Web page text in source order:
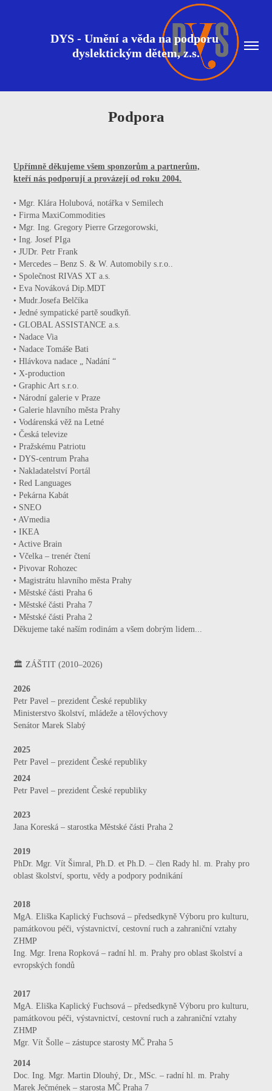
DYS - Umění a věda na podporu
dyslektickým dětem, z.s.
Podpora
Upřímně děkujeme všem sponzorům a partnerům,
kteří nás podporují a provázejí od roku 2004.
• Mgr. Klára Holubová, notářka v Semilech
• Firma MaxiCommodities
• Mgr. Ing. Gregory Pierre Grzegorowski,
• Ing. Josef PIga
• JUDr. Petr Frank
• Mercedes – Benz S. & W. Automobily s.r.o..
• Společnost RIVAS XT a.s.
• Eva Nováková Dip.MDT
• Mudr.Josefa Belčíka
• Jedné sympatické partě soudkyň.
• GLOBAL ASSISTANCE a.s.
• Nadace Via
• Nadace Tomáše Bati
• Hlávkova nadace „ Nadání “
• X-production
• Graphic Art s.r.o.
• Národní galerie v Praze
• Galerie hlavního města Prahy
• Vodárenská věž na Letné
• Česká televize
• Pražskému Patriotu
• DYS-centrum Praha
• Nakladatelství Portál
• Red Languages
• Pekárna Kabát
• SNEO
• AVmedia
• IKEA
• Active Brain
• Včelka – trenér čtení
• Pivovar Rohozec
• Magistrátu hlavního města Prahy
• Městské části Praha 6
• Městské části Praha 7
• Městské části Praha 2
Děkujeme také naším rodinám a všem dobrým lidem...
🏛️ ZÁŠTIT (2010–2026)
2026
Petr Pavel – prezident České republiky
Ministerstvo školství, mládeže a tělovýchovy
Senátor Marek Slabý
2025
Petr Pavel – prezident České republiky
2024
Petr Pavel – prezident České republiky
2023
Jana Koreská – starostka Městské části Praha 2
2019
PhDr. Mgr. Vít Šimral, Ph.D. et Ph.D. – člen Rady hl. m. Prahy pro
oblast školství, sportu, vědy a podpory podnikání
2018
MgA. Eliška Kaplický Fuchsová – předsedkyně Výboru pro kulturu,
památkovou péči, výstavnictví, cestovní ruch a zahraniční vztahy
ZHMP
Ing. Mgr. Irena Ropková – radní hl. m. Prahy pro oblast školství a
evropských fondů
2017
MgA. Eliška Kaplický Fuchsová – předsedkyně Výboru pro kulturu,
památkovou péči, výstavnictví, cestovní ruch a zahraniční vztahy
ZHMP
Mgr. Vít Šolle – zástupce starosty MČ Praha 5
2014
Doc. Ing. Mgr. Martin Dlouhý, Dr., MSc. – radní hl. m. Prahy
Marek Ječmének – starosta MČ Praha 7